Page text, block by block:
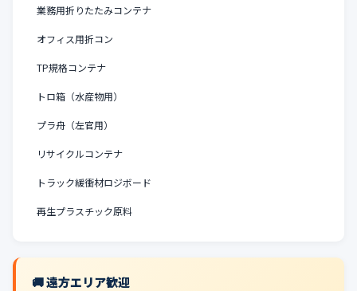
業務用折りたたみコンテナ
オフィス用折コン
TP規格コンテナ
トロ箱（水産物用）
プラ舟（左官用）
リサイクルコンテナ
トラック緩衝材ロジボード
再生プラスチック原料
🚚 遠方エリア歓迎